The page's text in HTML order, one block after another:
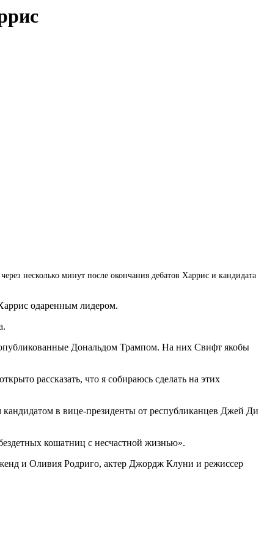
несколько минут после окончания дебатов Харрис и кандидата
одаренным лидером.
Дональдом Трампом. На них Свифт якобы
рассказать, что я собираюсь сделать на этих
в вице-президенты от республиканцев Джей Ди
кошатниц с несчастной жизнью».
и Оливия Родриго, актер Джордж Клуни и режиссер